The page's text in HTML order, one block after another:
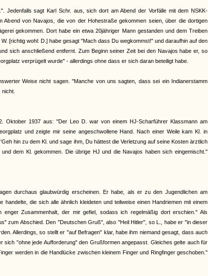
Jedenfalls sagt Karl Schr. aus, sich dort am Abend der Vorfälle mit dem NSKK-
Abend von Navajos, die von der Hohestraße gekommen seien, über die dortigen
gekommen. Dort habe ein etwa 20jähriger Mann gestanden und dem Treiben
[richtig wohl: D.] habe gesagt "Mach dass Du wegkommst!" und daraufhin auf den
sich anschließend entfernt. Zum Beginn seiner Zeit bei den Navajos habe er, so
verprügelt wurde" - allerdings ohne dass er sich daran beteiligt habe.
Weise nicht sagen. "Manche von uns sagten, dass sei ein Indianerstamm
Oktober 1937 aus: "Der Leo D. war von einem HJ-Scharführer Klassmann am
und zeigte mir seine angeschwollene Hand. Nach einer Weile kam Kl. in
hin zu dem Kl. und sage ihm, Du hättest die Verletzung auf seine Kosten ärztlich
dem Kl. gekommen. Die übrige HJ und die Navajos haben sich eingemischt."
durchaus glaubwürdig erscheinen. Er habe, als er zu den Jugendlichen am
die sich alle ähnlich kleideten und teilweise einen Handriemen mit einem
Zusammenhalt, der mir gefiel, sodass ich regelmäßig dort erschien." Als
zum Abschied. Den "Deutschen Gruß", also "Heil Hitler", so L., habe er "in dieser
Allerdings, so stellt er "auf Befragen" klar, habe ihm niemand gesagt, dass auch
"ohne jede Aufforderung" den Grußformen angepasst. Gleiches gelte auch für
werden in die Handlücke zwischen kleinem Finger und Ringfinger geschoben."